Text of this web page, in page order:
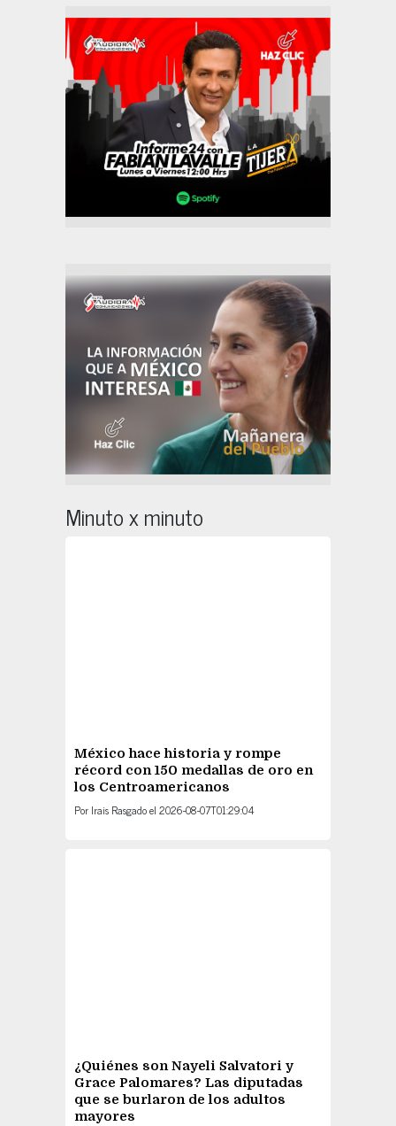
Minuto x minuto
México hace historia y rompe
récord con 150 medallas de oro en
los Centroamericanos
Por Irais Rasgadoel 2026-08-07T01:29:04
¿Quiénes son Nayeli Salvatori y
Grace Palomares? Las diputadas
que se burlaron de los adultos
mayores